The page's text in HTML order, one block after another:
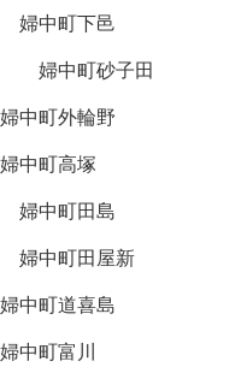
婦中町下邑
婦中町砂子田
婦中町外輪野
婦中町高塚
婦中町田島
婦中町田屋新
婦中町道喜島
婦中町富川